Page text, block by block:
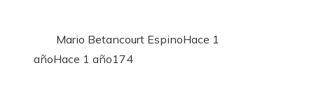
Mario Betancourt EspinoHace 1
añoHace 1 año174